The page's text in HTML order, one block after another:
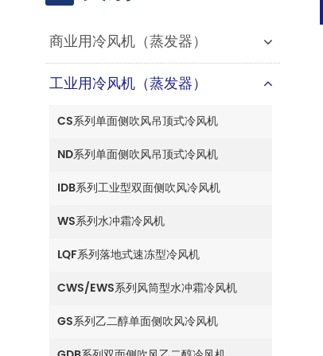
商业用冷风机（蒸发器）
工业用冷风机（蒸发器）
CS系列单面侧吹风吊顶式冷风机
ND系列单面侧吹风吊顶式冷风机
IDB系列工业型双面侧吹风冷风机
WS系列水冲霜冷风机
LQF系列落地式速冻型冷风机
CWS/EWS系列风筒型水冲霜冷风机
GS系列乙二醇单面侧吹风冷风机